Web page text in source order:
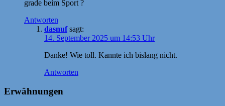
grade beim Sport ?
Antworten
dasnuf sagt:
14. September 2025 um 14:53 Uhr
Danke! Wie toll. Kannte ich bislang nicht.
Antworten
Erwähnungen